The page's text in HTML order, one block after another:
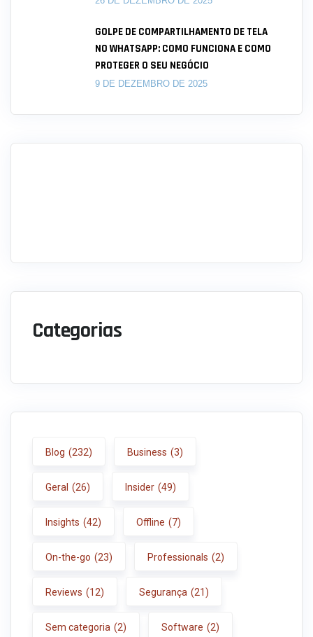
GOLPE DE COMPARTILHAMENTO DE TELA
NO WHATSAPP: COMO FUNCIONA E COMO
PROTEGER O SEU NEGÓCIO
9 DE DEZEMBRO DE 2025
Categorias
Blog (232) Business (3)
Geral (26) Insider (49)
Insights (42) Offline (7)
On-the-go (23) Professionals (2)
Reviews (12) Segurança (21)
Sem categoria (2) Software (2)